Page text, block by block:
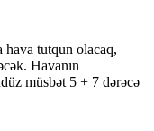
hava tutqun olacaq,
Havanın
müsbət 5 + 7 dərəcə